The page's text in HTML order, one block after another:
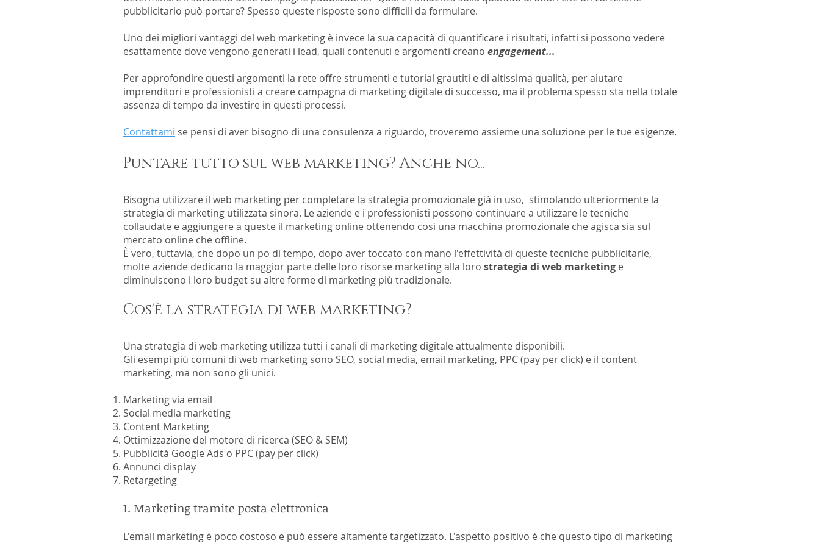
pubblicitario può portare? Spesso queste risposte sono difficili da formulare.
Uno dei migliori vantaggi del web marketing è invece la sua capacità di quantificare i risultati, infatti si possono vedere
esattamente dove vengono generati i lead, quali contenuti e argomenti creano engagement...
Per approfondire questi argomenti la rete offre strumenti e tutorial grautiti e di altissima qualità, per aiutare
imprenditori e professionisti a creare campagna di marketing digitale di successo, ma il problema spesso sta nella totale
assenza di tempo da investire in questi processi.
Contattami se pensi di aver bisogno di una consulenza a riguardo, troveremo assieme una soluzione per le tue esigenze.
Puntare tutto sul web marketing? Anche no...
Bisogna utilizzare il web marketing per completare la strategia promozionale già in uso, stimolando ulteriormente la
strategia di marketing utilizzata sinora. Le aziende e i professionisti possono continuare a utilizzare le tecniche
collaudate e aggiungere a queste il marketing online ottenendo così una macchina promozionale che agisca sia sul
mercato online che offline.
È vero, tuttavia, che dopo un po di tempo, dopo aver toccato con mano l'effettività di queste tecniche pubblicitarie,
molte aziende dedicano la maggior parte delle loro risorse marketing alla loro strategia di web marketing e
diminuiscono i loro budget su altre forme di marketing più tradizionale.
Cos'è la strategia di web marketing?
Una strategia di web marketing utilizza tutti i canali di marketing digitale attualmente disponibili.
Gli esempi più comuni di web marketing sono SEO, social media, email marketing, PPC (pay per click) e il content
marketing, ma non sono gli unici.
Marketing via email
Social media marketing
Content Marketing
Ottimizzazione del motore di ricerca (SEO & SEM)
Pubblicità Google Ads o PPC(pay per click)
Annunci display
Retargeting
1. Marketing tramite posta elettronica
L'email marketing è poco costoso e può essere altamente targetizzato. L'aspetto positivo è che questo tipo di marketing